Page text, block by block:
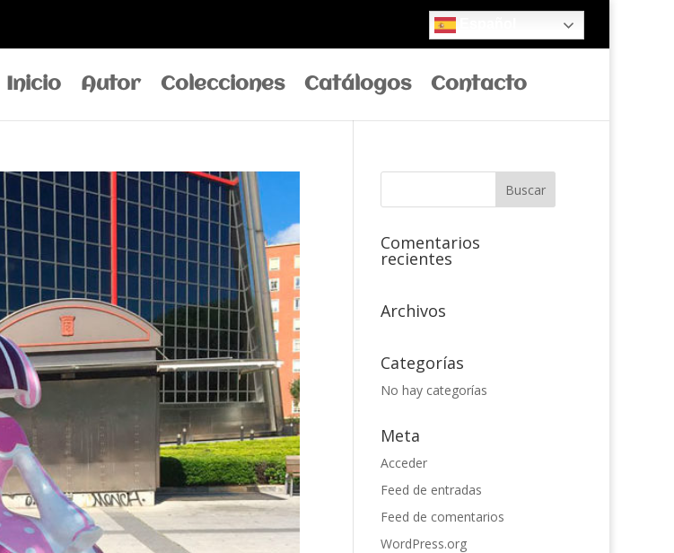
Inicio Autor Colecciones Catálogos Contacto
Comentarios
recientes
Archivos
Categorías
No hay categorías
Meta
Acceder
Feed de entradas
Feed de comentarios
WordPress.org